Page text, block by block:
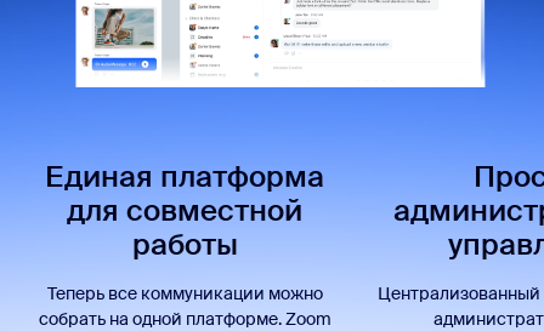
Единая платформа
для совместной
работы
Теперь все коммуникации можно
собрать на одной платформе. Zoom
Централизованный